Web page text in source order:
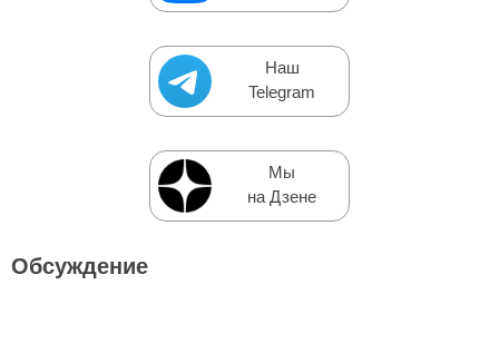
Наш
Telegram
Мы
на Дзене
Обсуждение